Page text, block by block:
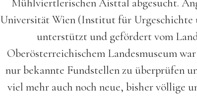
Mühlviertlerischen Aisttal abgesucht.
Universität Wien (Institut für
unterstützt und gefördert vom
Oberösterreichischem Landesmuseum
nur bekannte Fundstellen zu überprüfen
viel mehr auch noch neue, bisher völlige